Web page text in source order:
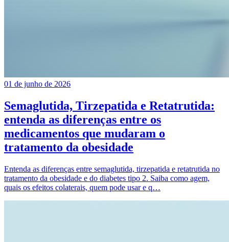
01 de junho de 2026
Semaglutida, Tirzepatida e Retatrutida:
entenda as diferenças entre os
medicamentos que mudaram o
tratamento da obesidade
Entenda as diferenças entre semaglutida, tirzepatida e retatrutida no
tratamento da obesidade e do diabetes tipo 2. Saiba como agem,
quais os efeitos colaterais, quem pode usar e q…